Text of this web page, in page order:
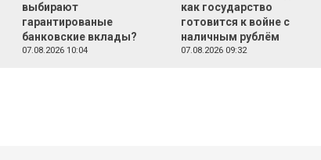
выбирают
гарантированые
банковские вклады?
07.08.2026 10:04
как государство
готовится к войне с
наличным рублём
07.08.2026 09:32